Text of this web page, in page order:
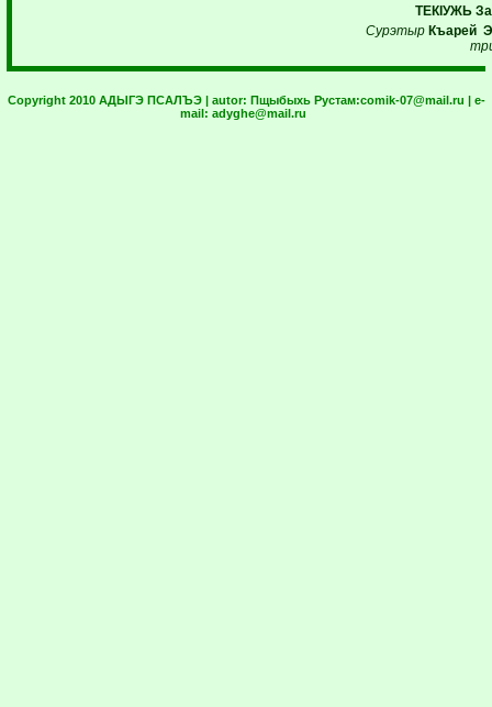
ТЕКIУЖЬ
Сурэтыр Къарей
Copyright 2010 АДЫГЭ ПСАЛЪЭ | autor: Пщыбыхь Рустам:comik-07@mail.ru | e-
mail: adyghe@mail.ru